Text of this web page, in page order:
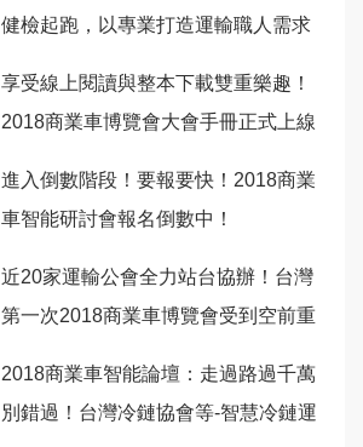
健檢起跑，以專業打造運輸職人需求
享受線上閱讀與整本下載雙重樂趣！
2018商業車博覽會大會手冊正式上線
進入倒數階段！要報要快！2018商業
車智能研討會報名倒數中！
近20家運輸公會全力站台協辦！台灣
第一次2018商業車博覽會受到空前重
2018商業車智能論壇：走過路過千萬
別錯過！台灣冷鏈協會等-智慧冷鏈運